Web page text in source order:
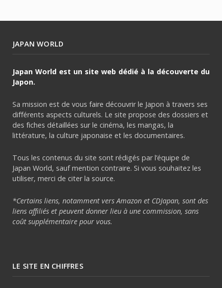
JAPAN WORLD
Japan World est un site web dédié à la découverte du
Japon.
Sa mission est de vous faire découvrir le Japon à travers ses
différents aspects culturels. Le site propose des dossiers et
des fiches détaillées sur le cinéma, les mangas, la
littérature, la culture japonaise et les documentaires.
Tous les contenus du site sont rédigés par l’équipe de
Japan World, sauf mention contraire. Si vous souhaitez les
utiliser, merci de citer la source.
*Certains liens, notamment vers Amazon et CDJapan, sont des
liens affiliés et peuvent donner lieu à une commission, sans
coût supplémentaire pour vous.
LE SITE EN CHIFFRES